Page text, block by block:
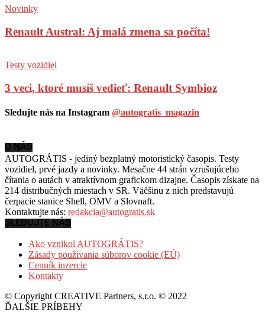
Novinky
Renault Austral: Aj malá zmena sa počíta!
Testy vozidiel
3 veci, ktoré musíš vedieť: Renault Symbioz
Sledujte nás na Instagram @autogratis_magazin
O NÁS
AUTOGRÁTIS - jediný bezplatný motoristický časopis. Testy
vozidiel, prvé jazdy a novinky. Mesačne 44 strán vzrušujúceho
čítania o autách v atraktívnom grafickom dizajne. Časopis získate na
214 distribučných miestach v SR. Väčšinu z nich predstavujú
čerpacie stanice Shell, OMV a Slovnaft.
Kontaktujte nás: redakcia@autogratis.sk
SLEDUJTE NÁS
Ako vznikol AUTOGRÁTIS?
Zásady používania súborov cookie (EÚ)
Cenník inzercie
Kontakty
© Copyright CREATIVE Partners, s.r.o. © 2022
ĎALŠIE PRÍBEHY